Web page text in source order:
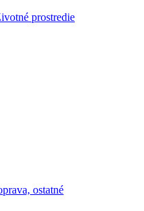
prostredie
ostatné